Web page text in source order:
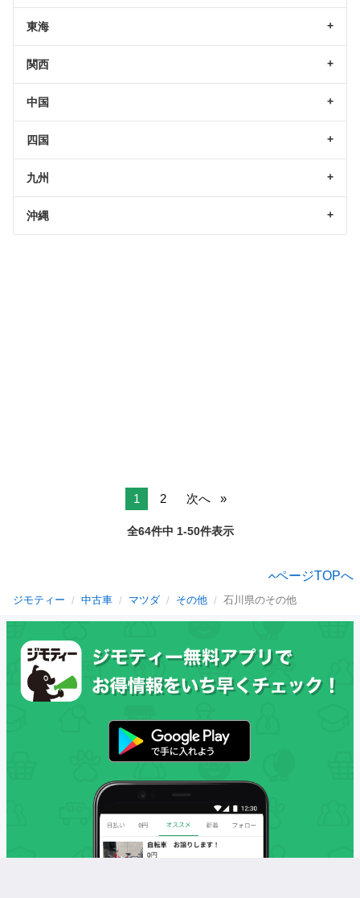
東海
関西
中国
四国
九州
沖縄
1 2 次へ
全64件中 1-50件表示
ページTOPへ
ジモティー 中古車 マツダ その他 石川県のその他